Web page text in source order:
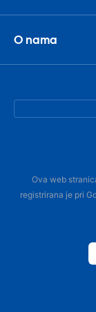
O nama
Ova web
registrirana je pri